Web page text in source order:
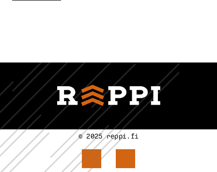
© 2025 reppi.fi